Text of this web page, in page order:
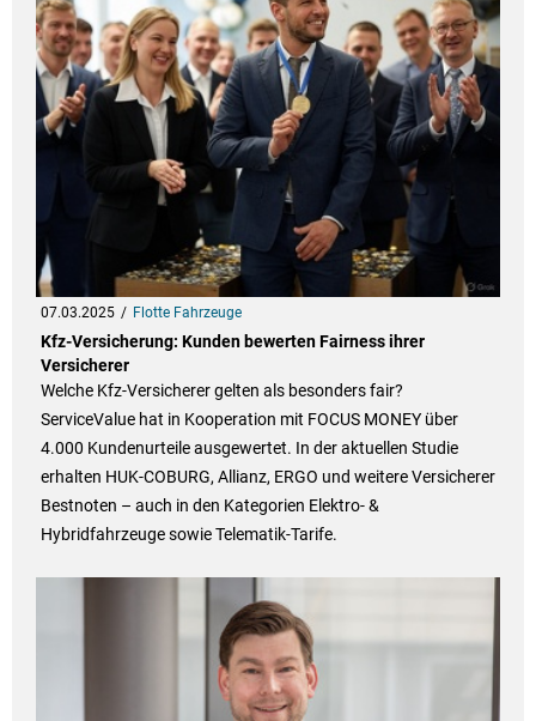
07.03.2025 Flotte Fahrzeuge
Kfz-Versicherung: Kunden bewerten Fairness ihrer
Versicherer
Welche Kfz-Versicherer gelten als besonders fair?
ServiceValue hat in Kooperation mit FOCUS MONEY über
4.000 Kundenurteile ausgewertet. In der aktuellen Studie
erhalten HUK-COBURG, Allianz, ERGO und weitere Versicherer
Bestnoten – auch in den Kategorien Elektro- &
Hybridfahrzeuge sowie Telematik-Tarife.